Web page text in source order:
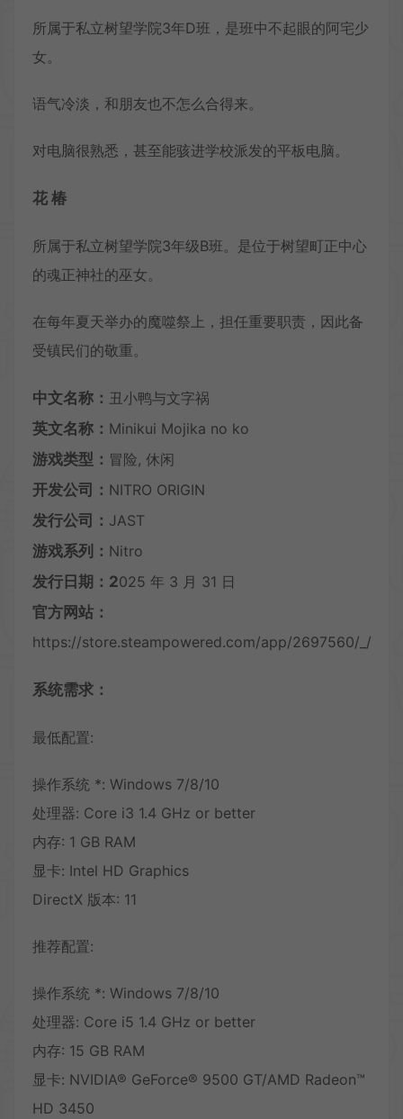
所属于私立树望学院3年D班，是班中不起眼的阿宅少
女。
语气冷淡，和朋友也不怎么合得来。
对电脑很熟悉，甚至能骇进学校派发的平板电脑。
花 椿
所属于私立树望学院3年级B班。是位于树望町正中心
的魂正神社的巫女。
在每年夏天举办的魔噬祭上，担任重要职责，因此备
受镇民们的敬重。
中文名称： 丑小鸭与文字祸
英文名称： Minikui Mojika no ko
游戏类型： 冒险, 休闲
开发公司： NITRO ORIGIN
发行公司： JAST
游戏系列： Nitro
发行日期：2025 年 3 月 31 日
官方网站：
https://store.steampowered.com/app/2697560/_/
系统需求：
最低配置:
操作系统 *: Windows 7/8/10
处理器: Core i3 1.4 GHz or better
内存: 1 GB RAM
显卡: Intel HD Graphics
DirectX 版本: 11
推荐配置:
操作系统 *: Windows 7/8/10
处理器: Core i5 1.4 GHz or better
内存: 15 GB RAM
显卡: NVIDIA® GeForce® 9500 GT/AMD Radeon™
HD 3450